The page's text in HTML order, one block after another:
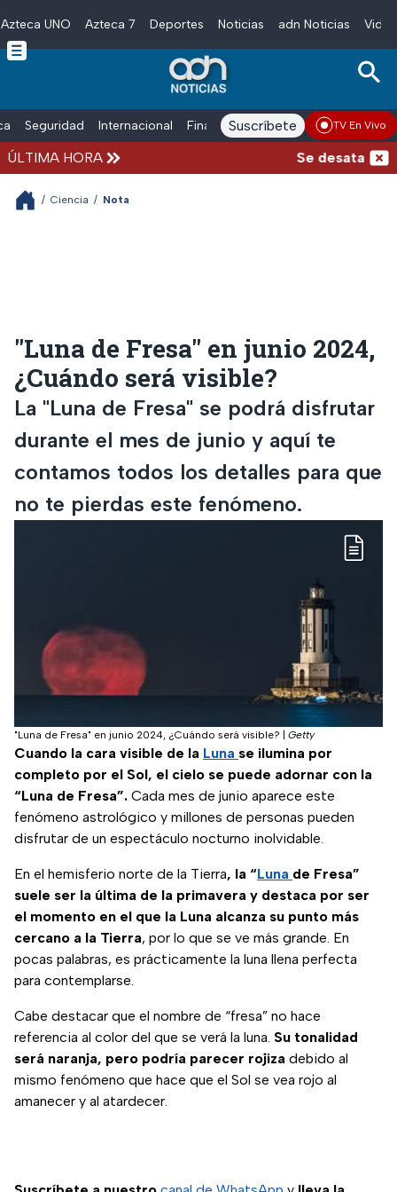
Skip to main content
Azteca UNO Azteca 7 Deportes Noticias adn Noticias
Seguridad Internacional Finanzas adn Noticias Radio
Suscríbete TV En Vivo
ÚLTIMA HORA Se desata
/ Ciencia / Nota
"Luna de Fresa" en junio 2024,
¿Cuándo será visible?
La "Luna de Fresa" se podrá disfrutar
durante el mes de junio y aquí te
contamos todos los detalles para que
no te pierdas este fenómeno.
"Luna de Fresa" en junio 2024, ¿Cuándo será visible? Getty
Cuando la cara visible de la Luna se ilumina por
completo por el Sol, el cielo se puede adornar con la
“Luna de Fresa”. Cada mes de junio aparece este
fenómeno astrológico y millones de personas pueden
disfrutar de un espectáculo nocturno inolvidable.
En el hemisferio norte de la Tierra, la “Luna de Fresa”
suele ser la última de la primavera y destaca por ser
el momento en el que la Luna alcanza su punto más
cercano a la Tierra, por lo que se ve más grande. En
pocas palabras, es prácticamente la luna llena perfecta
para contemplarse.
Cabe destacar que el nombre de “fresa” no hace
referencia al color del que se verá la luna. Su tonalidad
será naranja, pero podría parecer rojiza debido al
mismo fenómeno que hace que el Sol se vea rojo al
amanecer y al atardecer.